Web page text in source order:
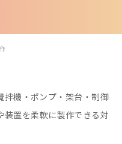
拌機・ポンプ・架台・制御
装置を柔軟に製作できる対